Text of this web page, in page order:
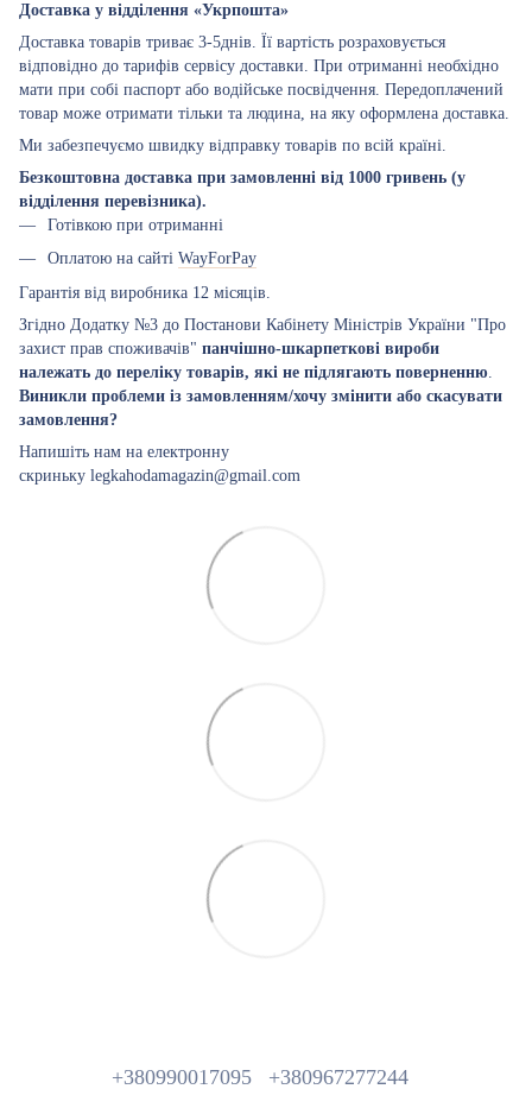
Доставка у відділення «Укрпошта»
Доставка товарів триває 3-5днів. Її вартість розраховується
відповідно до тарифів сервісу доставки. При отриманні необхідно
мати при собі паспорт або водійське посвідчення. Передоплачений
товар може отримати тільки та людина, на яку оформлена доставка.
Ми забезпечуємо швидку відправку товарів по всій країні.
Безкоштовна доставка при замовленні від 1000 гривень (у
відділення перевізника).
Готівкою при отриманні
Оплатою на сайті WayForPay
Гарантія від виробника 12 місяців.
Згідно Додатку №3 до Постанови Кабінету Міністрів України "Про
захист прав споживачів" панчішно-шкарпеткові вироби
належать до переліку товарів, які не підлягають поверненню
Виникли проблеми із замовленням/хочу змінити або скасувати
замовлення?
Напишіть нам на електронну
скриньку legkahodamagazin@gmail.com
+380990017095 +380967277244